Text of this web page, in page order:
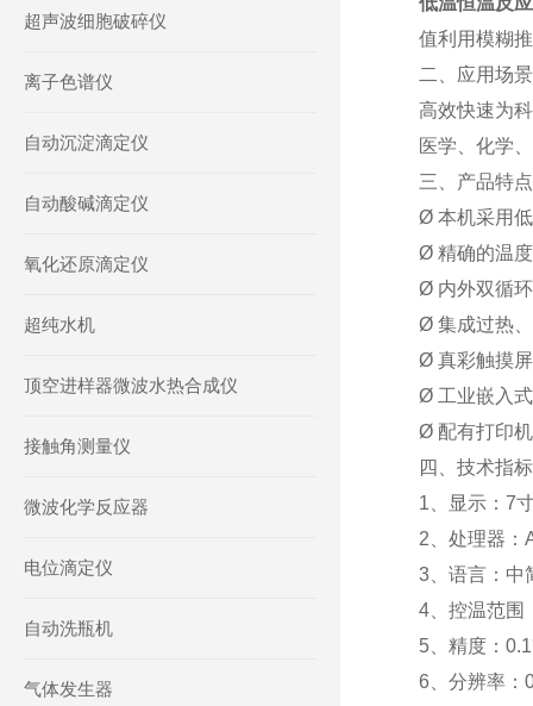
值利用模糊
二、应用场景
高效快速为
医学、化学
三、产品特点
Ø 本机采用
Ø 精确的温
Ø 内外双循
Ø 集成过热
Ø 真彩触摸
Ø 工业嵌入
Ø 配有打印
四、技术指标
1、显示：7
2、处理器：
3、语言：中
4、控温范围
5、精度：
6、分辨率
超声波细胞破碎仪
离子色谱仪
自动沉淀滴定仪
自动酸碱滴定仪
氧化还原滴定仪
超纯水机
顶空进样器微波水热合成仪
接触角测量仪
微波化学反应器
电位滴定仪
自动洗瓶机
气体发生器